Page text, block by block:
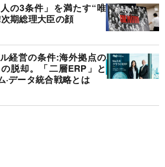
の3条件」を満たす“唯
期総理大臣の顔
経営の条件:海外拠点の
脱却。「二層ERP」と
·データ統合戦略とは